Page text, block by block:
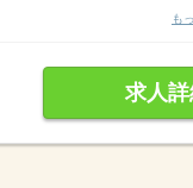
も
求人